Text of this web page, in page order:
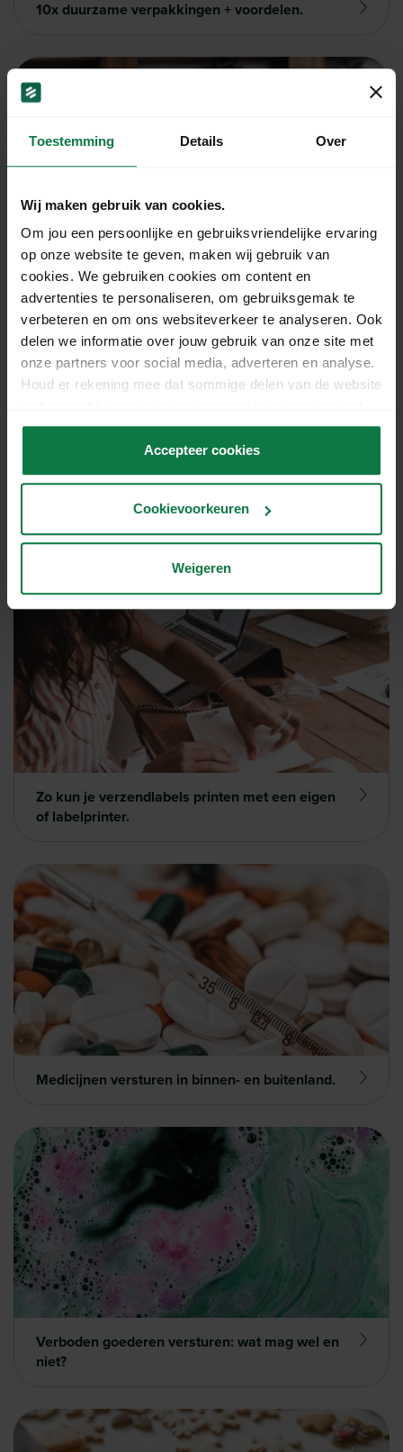
Toestemming Details Over
Wij maken gebruik van cookies.
Om jou een persoonlijke en gebruiksvriendelijke ervaring
op onze website te geven, maken wij gebruik van
cookies. We gebruiken cookies om content en
advertenties te personaliseren, om gebruiksgemak te
verbeteren en om ons websiteverkeer te analyseren. Ook
delen we informatie over jouw gebruik van onze site met
onze partners voor social media, adverteren en analyse.
Houd er rekening mee dat sommige delen van de website
accepteert.
Accepteer cookies
Cookievoorkeuren
Weigeren
10x duurzame verpakkingen + voordelen.
Parfum versturen in binnen- en buitenland.
Tabak versturen in binnen- en buitenland.
Zo kun je verzendlabels printen met een eigen
of labelprinter.
Medicijnen versturen in binnen- en buitenland.
Verboden goederen versturen: wat mag wel en
niet?